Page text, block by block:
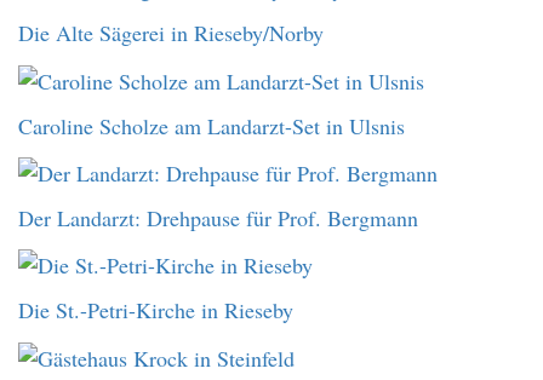
Die Alte Sägerei in Rieseby/Norby
Caroline Scholze am Landarzt-Set in Ulsnis
Der Landarzt: Drehpause für Prof. Bergmann
Die St.-Petri-Kirche in Rieseby